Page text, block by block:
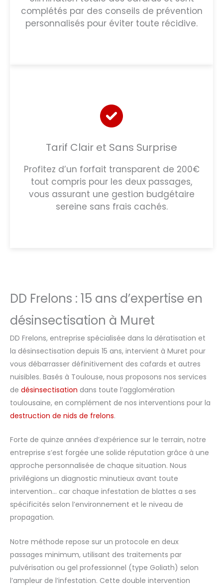
complétés par des conseils de prévention
personnalisés pour éviter toute récidive.
Tarif Clair et Sans Surprise
Profitez d’un forfait transparent de 200€
tout compris pour les deux passages,
vous assurant une gestion budgétaire
sereine sans frais cachés.
DD Frelons : 15 ans d’expertise en
désinsectisation à Muret
DD Frelons, entreprise spécialisée dans la dératisation et
la désinsectisation depuis 15 ans, intervient à Muret pour
vous débarrasser définitivement des cafards et autres
nuisibles. Basés à Toulouse, nous proposons nos services
de désinsectisation dans toute l’agglomération
toulousaine, en complément de nos interventions pour la
destruction de nids de frelons.
Forte de quinze années d’expérience sur le terrain, notre
entreprise s’est forgée une solide réputation grâce à une
approche personnalisée de chaque situation. Nous
privilégions un diagnostic minutieux avant toute
intervention… car chaque infestation de blattes a ses
spécificités selon l’environnement et le niveau de
propagation.
Notre méthode repose sur un protocole en deux
passages minimum, utilisant des traitements par
pulvérisation ou gel professionnel (type Goliath) selon
l’ampleur de l’infestation. Cette double intervention